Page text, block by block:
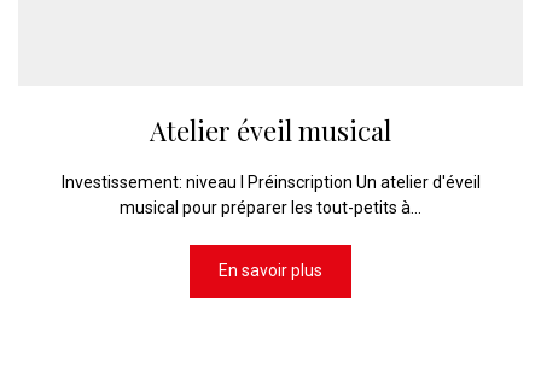
Atelier éveil musical
Investissement: niveau I Préinscription Un atelier d'éveil
musical pour préparer les tout-petits à...
En savoir plus